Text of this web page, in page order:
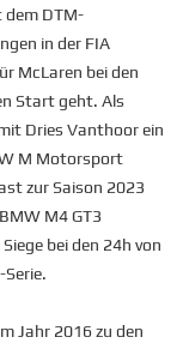
dem DTM-
in der FIA
McLaren bei den
Start geht. Als
Dries Vanthoor ein
M Motorsport
zur Saison 2023
M4 GT3
bei den 24h von
Jahr 2016 zu den